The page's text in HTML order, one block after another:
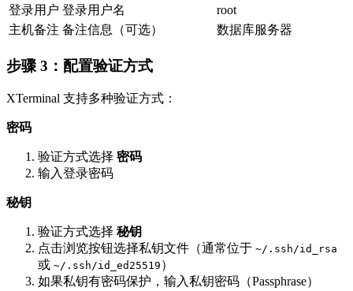
登录用户 登录用户名
root
主机备注 备注信息（可选） 数据库服务器
步骤 3：配置验证方式
XTerminal 支持多种验证方式：
密码
验证方式选择 密码
输入登录密码
秘钥
验证方式选择 秘钥
点击浏览按钮选择私钥文件（通常位于 ~/.ssh/id_rsa
或 ~/.ssh/id_ed25519 ）
如果私钥有密码保护，输入私钥密码（Passphrase）